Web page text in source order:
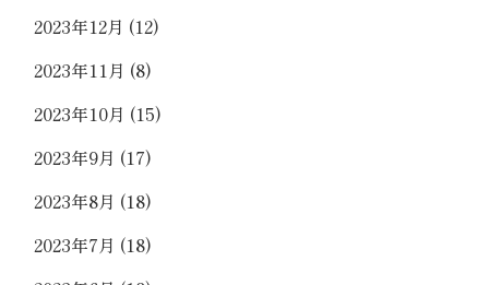
2023年12月 (12)
2023年11月 (8)
2023年10月 (15)
2023年9月 (17)
2023年8月 (18)
2023年7月 (18)